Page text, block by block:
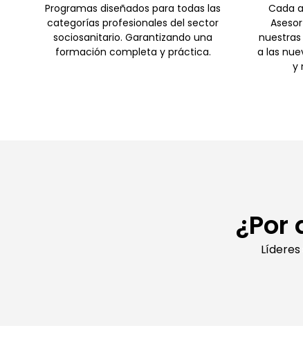
Programas diseñados para todas las
categorías profesionales del sector
sociosanitario. Garantizando una
formación completa y práctica.
Cada
a las
y
¿Por